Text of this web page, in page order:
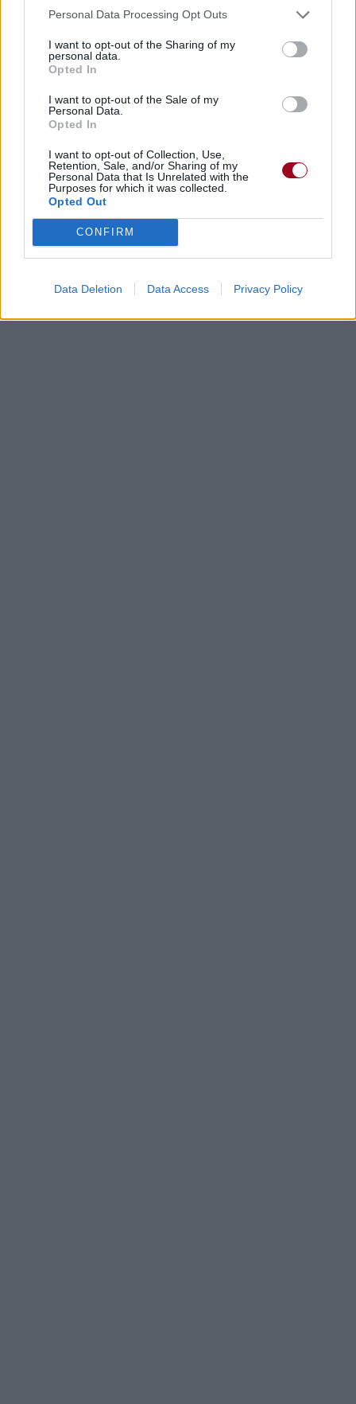
Personal Data Processing Opt Outs
I want to opt-out of the Sharing of my
personal data.
Opted In
I want to opt-out of the Sale of my
Personal Data.
Opted In
I want to opt-out of Collection, Use,
Retention, Sale, and/or Sharing of my
Personal Data that Is Unrelated with the
Purposes for which it was collected.
Opted Out
CONFIRM
Data Deletion Data Access Privacy Policy